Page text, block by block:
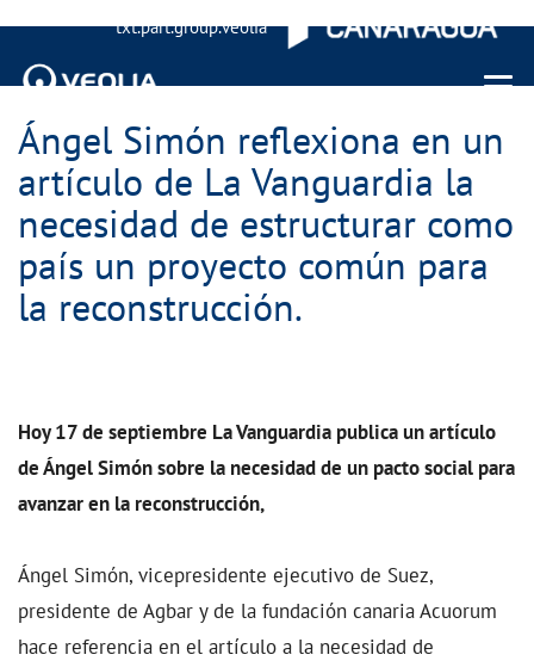
txt.part.group.veolia
Menu
Ángel Simón reflexiona en un
artículo de La Vanguardia la
necesidad de estructurar como
país un proyecto común para
la reconstrucción.
Hoy 17 de septiembre La Vanguardia publica un artículo
de Ángel Simón sobre la necesidad de un pacto social para
avanzar en la reconstrucción,
Ángel Simón, vicepresidente ejecutivo de Suez,
presidente de Agbar y de la fundación canaria Acuorum
hace referencia en el artículo a la necesidad de